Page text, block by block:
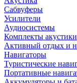
Сабвуферы
Усилители
Аудиосистемы
Комплекты акустики
Активный отдых и
Навигаторы
Туристические
Портативные